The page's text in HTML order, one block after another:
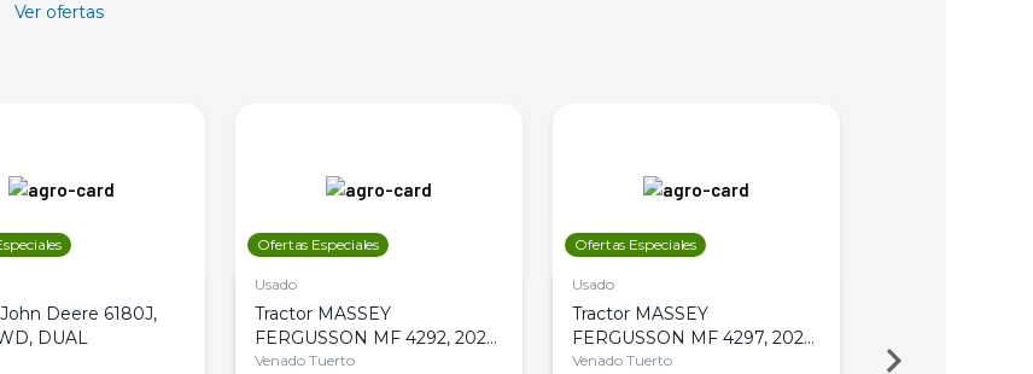
Ver ofertas
Deere 6180J,
DUAL
Ofertas Especiales
Usado
Tractor MASSEY
FERGUSSON MF 4292, 2020,
4WD, PATON
Venado Tuerto
Ofertas Especiales
Usado
Tractor MASSEY
FERGUSSON MF 4297, 2020,
4WD, PATON
Venado Tuerto Venado Tuerto